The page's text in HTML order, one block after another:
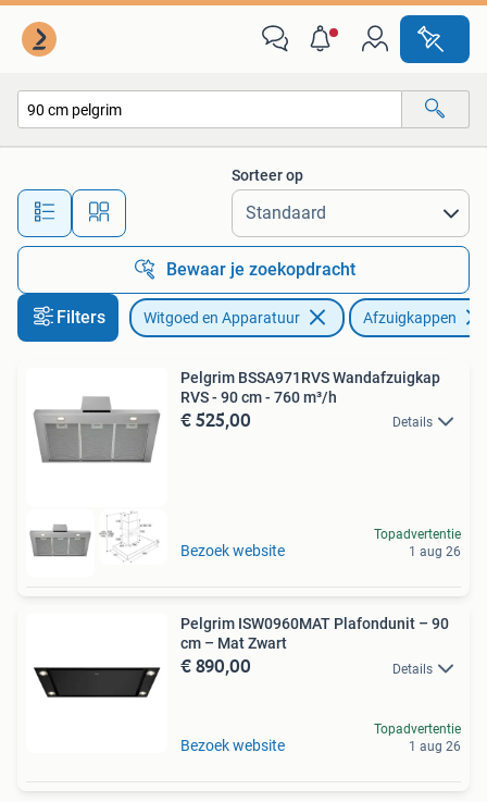
Alle afstanden…
Sorteer op
Bewaar je zoekopdracht
Filters Witgoed en Apparatuur Afzuigkappen
Pelgrim BSSA971RVS Wandafzuigkap
RVS - 90 cm - 760 m³/h
€ 525,00 Details
Bezoek website
Topadvertentie
1 aug 26
Pelgrim ISW0960MAT Plafondunit – 90
cm – Mat Zwart
€ 890,00 Details
Bezoek website
Topadvertentie
1 aug 26